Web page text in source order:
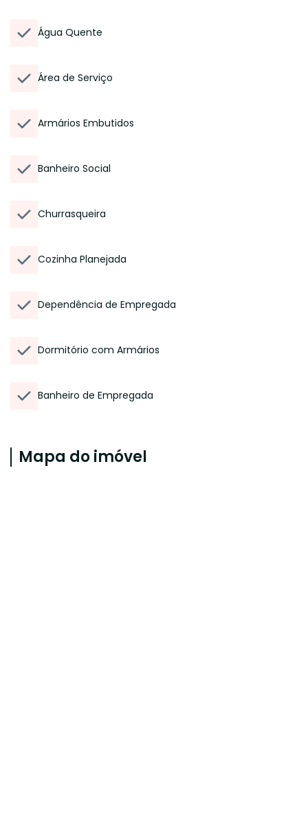
Água Quente
Área de Serviço
Armários Embutidos
Banheiro Social
Churrasqueira
Cozinha Planejada
Dependência de Empregada
Dormitório com Armários
Banheiro de Empregada
Mapa do imóvel